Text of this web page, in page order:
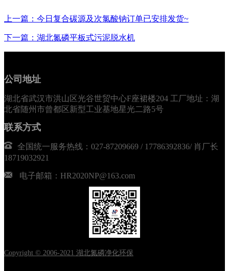
上一篇：今日复合碳源及次氯酸钠订单已安排发货~
下一篇：湖北氮磷平板式污泥脱水机
公司地址
湖北省武汉市洪山区光谷世贸中心F座裙楼204 工厂地址：湖
北省随州市曾都区新型工业基地星光二路5号
联系方式
全国统一服务热线：027-87209669 / 17786392836/ 肖厂长
18719032921
电子邮箱：HR2020NP@163.com
Copyright © 2006-2021 湖北氮磷净化环保